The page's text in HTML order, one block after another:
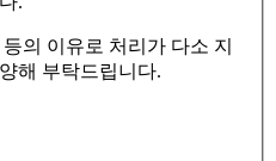
의 이유로 처리가 다소 지
해 부탁드립니다.